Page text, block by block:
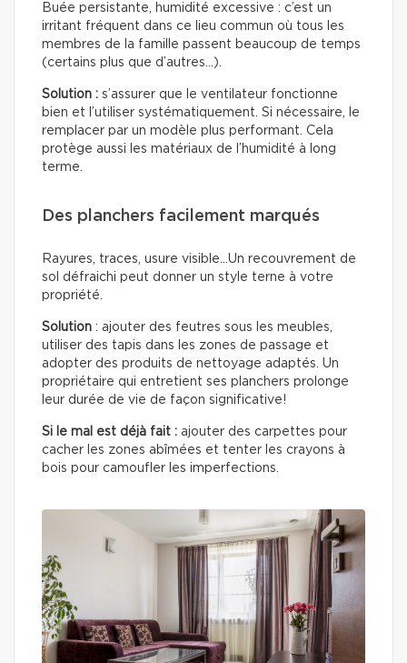
Buée persistante, humidité excessive : c’est un
irritant fréquent dans ce lieu commun où tous les
membres de la famille passent beaucoup de temps
(certains plus que d’autres…).
Solution : s’assurer que le ventilateur fonctionne
bien et l’utiliser systématiquement. Si nécessaire, le
remplacer par un modèle plus performant. Cela
protège aussi les matériaux de l’humidité à long
terme.
Des planchers facilement marqués
Rayures, traces, usure visible…Un recouvrement de
sol défraichi peut donner un style terne à votre
propriété.
Solution : ajouter des feutres sous les meubles,
utiliser des tapis dans les zones de passage et
adopter des produits de nettoyage adaptés. Un
propriétaire qui entretient ses planchers prolonge
leur durée de vie de façon significative!
Si le mal est déjà fait : ajouter des carpettes pour
cacher les zones abîmées et tenter les crayons à
bois pour camoufler les imperfections.